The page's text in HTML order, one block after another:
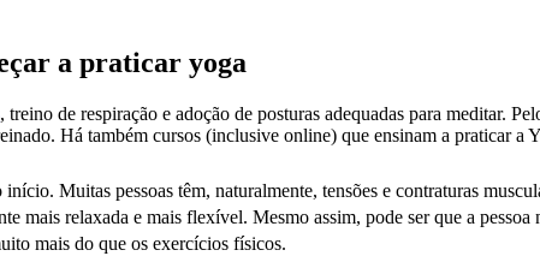
a praticar yoga
, treino de respiração e adoção de posturas adequadas para meditar.
Há também cursos (inclusive online) que ensinam a praticar a
Muitas pessoas têm, naturalmente, tensões e contraturas
mais relaxada e mais flexível. Mesmo assim, pode ser que a pessoa
mais do que os exercícios físicos.